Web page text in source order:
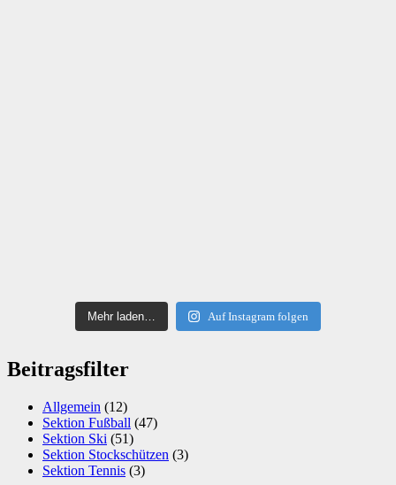
Mehr laden… Auf Instagram folgen
Beitragsfilter
Allgemein (12)
Sektion Fußball (47)
Sektion Ski (51)
Sektion Stockschützen (3)
Sektion Tennis (3)